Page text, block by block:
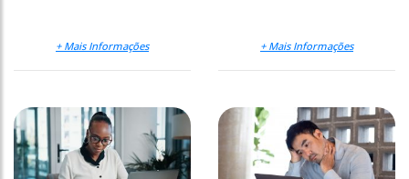
+ Mais Informações + Mais Informações